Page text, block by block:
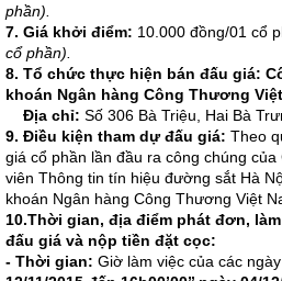
phần).
7. Giá khởi điểm: 10.000 đồng/01 cổ
cổ phần).
8. Tổ chức thực hiện bán đấu giá:
khoán Ngân hàng Công Thương
Địa chỉ: Số 306 Bà Triệu, Hai Bà
9. Điều kiện tham dự đấu giá: Theo
giá cổ phần lần đầu ra công chúng
viên Thông tin tín hiệu đường sắt Hà
khoán Ngân hàng Công Thương Việt
10.Thời gian, địa điểm phát đơn,
đấu giá và nộp tiền đặt cọc:
- Thời gian: Giờ làm việc của các